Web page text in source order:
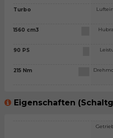
Turbo
1560 cm3
90 PS
215 Nm
Eigenschaften